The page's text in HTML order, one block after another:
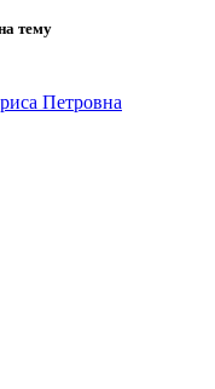
тему
Петровна